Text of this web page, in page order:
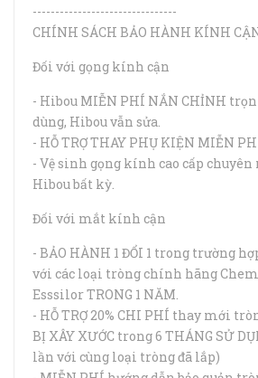
--------------------------------
CHÍNH SÁCH BẢO HÀNH KÍNH
Đối với gọng kính cận
- Hibou MIỄN PHÍ NẮN CHỈNH
dùng, Hibou vẫn sửa.
- HỖ TRỢ THAY PHỤ KIỆN MIỄN
- Vệ sinh gọng kính cao cấp chuyên
Hibou bất kỳ.
Đối với mắt kính cận
- BẢO HÀNH 1 ĐỔI 1 trong trường
với các loại tròng chính hãng
Esssilor TRONG 1 NĂM.
- HỖ TRỢ 20% CHI PHÍ thay mới
BỊ XÂY XƯỚC trong 6 THÁNG SỬ
lần với cùng loại tròng đã lắp)